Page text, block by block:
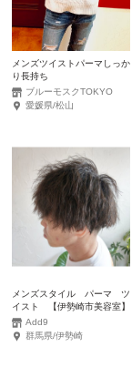
メンズツイストパーマしっか
り長持ち
ブルーモスクTOKYO
愛媛県/松山
メンズスタイル パーマ ツ
イスト 【伊勢崎市美容室】
Add9
群馬県/伊勢崎